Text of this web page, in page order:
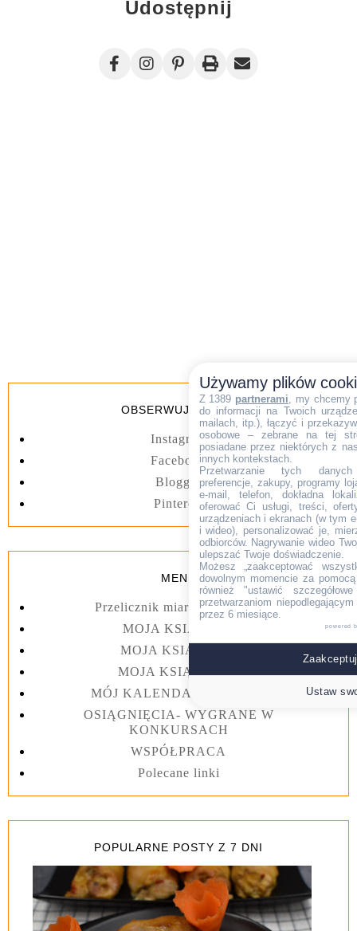
Udostępnij
OBSERWUJ BLOGA
Instagram
Facebook
Blogger
Pinterest
MENU
Przelicznik miar kuchennych
MOJA KSIĄŻKA I
MOJA KSIĄŻKA II
MOJA KSIĄŻKA III
MÓJ KALENDARZ 2023 rok
OSIĄGNIĘCIA- WYGRANE W
KONKURSACH
WSPÓŁPRACA
Polecane linki
POPULARNE POSTY Z 7 DNI
Używamy plików
Z 1389 partnerami, my chcemy
do informacji na Twoich
mailach, itp.), łączyć i
osobowe – zebrane na tej
posiadane przez niektórych z
innych kontekstach.
Przetwarzanie tych danych
preferencje, zakupy, programy
e-mail, telefon, dokładna
oferować Ci usługi, treści,
urządzeniach i ekranach (w tym
i wideo), personalizować je,
odbiorców. Nagrywanie wideo
ulepszać Twoje doświadczenie.
Możesz „zaakceptować
dowolnym momencie za
również "ustawić
przetwarzaniom
przez 6 miesiące.
powered
Ustaw